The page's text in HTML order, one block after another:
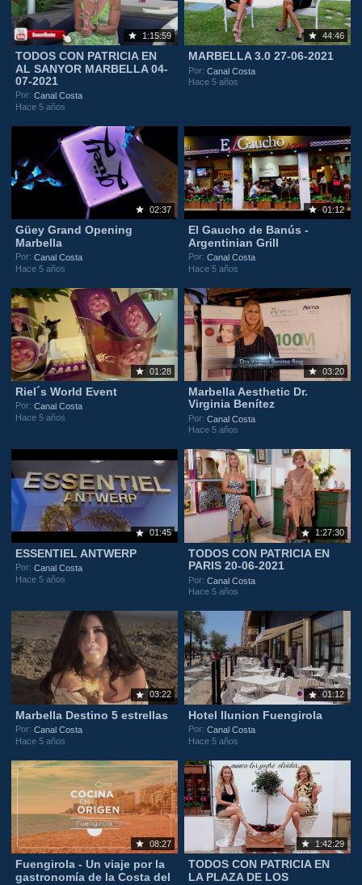
1:15:59
TODOS CON PATRICIA EN
AL SANYOR MARBELLA 04-
07-2021
Por:Canal Costa
Hace 5 años
44:46
MARBELLA 3.0 27-06-2021
Por:Canal Costa
Hace 5 años
02:37
Güey Grand Opening
Marbella
Por:Canal Costa
Hace 5 años
01:12
El Gaucho de Banús -
Argentinian Grill
Por:Canal Costa
Hace 5 años
01:28
Riel´s World Event
Por:Canal Costa
Hace 5 años
03:20
Marbella Aesthetic Dr.
Virginia Benítez
Por:Canal Costa
Hace 5 años
01:45
ESSENTIEL ANTWERP
Por:Canal Costa
Hace 5 años
1:27:30
TODOS CON PATRICIA EN
PARIS 20-06-2021
Por:Canal Costa
Hace 5 años
03:22
Marbella Destino 5 estrellas
Por:Canal Costa
Hace 5 años
01:12
Hotel Ilunion Fuengirola
Por:Canal Costa
Hace 5 años
08:27
Fuengirola - Un viaje por la
gastronomía de la Costa del
1:42:29
TODOS CON PATRICIA EN
LA PLAZA DE LOS